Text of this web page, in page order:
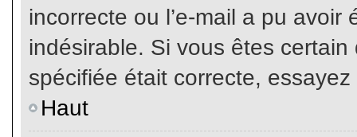
incorrecte ou l’e-mail a pu
indésirable. Si vous êtes
spécifiée était correcte,
Haut